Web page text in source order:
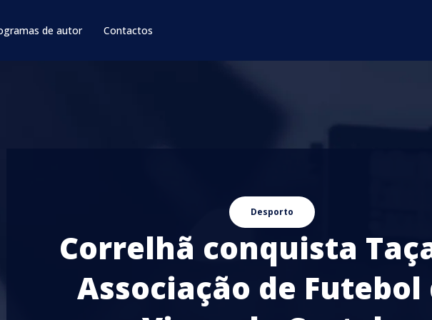
de autor Contactos
Desporto
Correlhã conquista
Associação de Futebol